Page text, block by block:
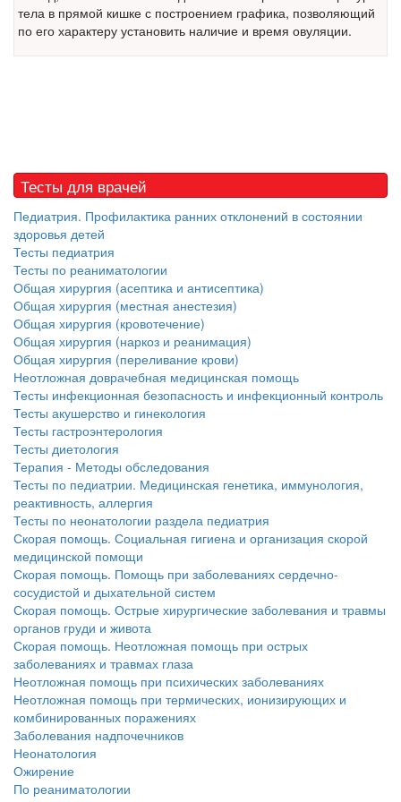
Местная анестезия развивает кардиотоксичность
Федеральная служба по
осложнений от...
Закон о праве родителей находиться с детьми в
реанимации внесен в Госдуму
законопроект внесен в
палату на
заключается в
нахождении одного из
родителей в
больничной палате
бесплатно, в течении всего срока лечения...
тела в прямой кишке с построением графика, позволяющий
по его характеру установить наличие и время овуляции.
Тесты для врачей
Педиатрия. Профилактика ранних отклонений в состоянии
здоровья детей
Тесты педиатрия
Тесты по реаниматологии
Общая хирургия (асептика и антисептика)
Общая хирургия (местная анестезия)
Общая хирургия (кровотечение)
Общая хирургия (наркоз и реанимация)
Общая хирургия (переливание крови)
Неотложная доврачебная медицинская помощь
Тесты инфекционная безопасность и инфекционный контроль
Тесты акушерство и гинекология
Тесты гастроэнтерология
Тесты диетология
Терапия - Методы обследования
Тесты по педиатрии. Медицинская генетика, иммунология,
реактивность, аллергия
Тесты по неонатологии раздела педиатрия
Скорая помощь. Социальная гигиена и организация скорой
медицинской помощи
Скорая помощь. Помощь при заболеваниях сердечно-
сосудистой и дыхательной систем
Скорая помощь. Острые хирургические заболевания и травмы
органов груди и живота
Скорая помощь. Неотложная помощь при острых
заболеваниях и травмах глаза
Неотложная помощь при психических заболеваниях
Неотложная помощь при термических, ионизирующих и
комбинированных поражениях
Заболевания надпочечников
Неонатология
Ожирение
По реаниматологии